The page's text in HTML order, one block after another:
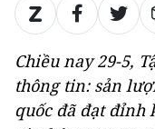
Chiều nay 29-5,
thông tin: sản
quốc đã đạt đỉnh